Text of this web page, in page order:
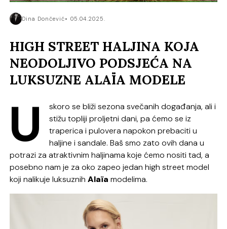
Dina Dončević 05.04.2025.
HIGH STREET HALJINA KOJA
NEODOLJIVO PODSJEĆA NA
LUKSUZNE ALAÏA MODELE
U
skoro se bliži sezona svečanih događanja, ali i
stižu topliji proljetni dani, pa ćemo se iz
traperica i pulovera napokon prebaciti u
haljine i sandale. Baš smo zato ovih dana u
potrazi za atraktivnim haljinama koje ćemo nositi tad, a
posebno nam je za oko zapeo jedan high street model
koji nalikuje luksuznihAlaïa modelima.